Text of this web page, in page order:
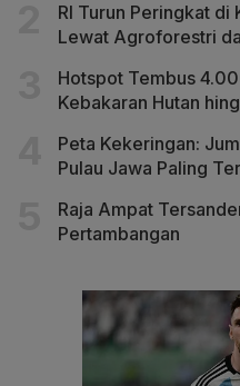
RI Turun Peringkat
Lewat Agroforestri
Hotspot Tembus
Kebakaran Hutan
Peta Kekeringan:
Pulau Jawa Paling
Raja Ampat
Pertambangan